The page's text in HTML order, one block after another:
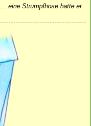
... eine Strumpfhose hatte er